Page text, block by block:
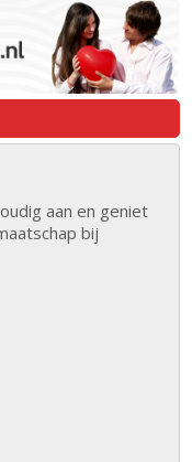
aan en geniet
bij